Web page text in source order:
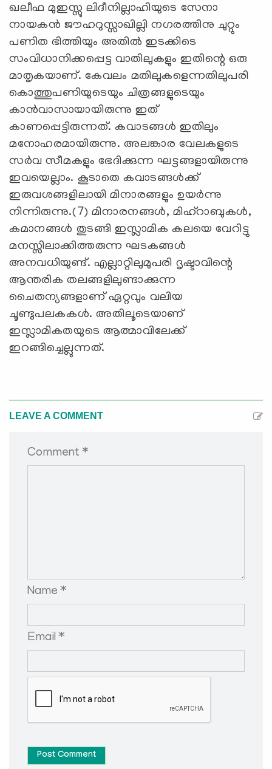
ഖലീഫ മുഇസ്സു ലിദീനില്ലാഹിയുടെ സേനാ
നായകൻ ജൗഹറുസ്സാഖില്ലി നഗരത്തിനു ചുറ്റും
പണിത ഭിത്തിയും അതിൽ ഇടക്കിടെ
സംവിധാനിക്കപ്പെട്ട വാതിലുകളും ഇതിന്റെ ഒരു
മാതൃകയാണ്‌. കേവലം മതിലുകളെന്നതിലുപരി
കൊത്തുപണിയുടെയും ചിത്രങ്ങളുടെയും
കാൻവാസായായിരുന്നു ഇത്‌
കാണപ്പെട്ടിരുന്നത്‌. കവാടങ്ങൾ ഇതിലും
മനോഹരമായിരുന്നു. അലങ്കാര വേലകളുടെ
സർവ സീമകളും ഭേദിക്കുന്ന ഘട്ടങ്ങളായിരുന്നു
ഇവയെല്ലാം. കൂടാതെ കവാടങ്ങൾക്ക്‌
ഇരുവശങ്ങളിലായി മിനാരങ്ങളും ഉയർന്നു
നിന്നിരുന്നു.(7) മിനാരനങ്ങൾ, മിഹ്‌റാബുകൾ,
കമാനങ്ങൾ തുടങ്ങി ഇസ്ലാമിക കലയെ വേറിട്ടു
മനസ്സിലാക്കിത്തരുന്ന ഘടകങ്ങൾ
അനവധിയുണ്ട്‌. എല്ലാറ്റിലുമുപരി ദൃഷ്ടാവിന്റെ
ആന്തരിക തലങ്ങളിലുണ്ടാക്കുന്ന
ചൈതന്യങ്ങളാണ്‌ ഏറ്റവും വലിയ
ചൂണ്ടുപലകകൾ. അതിലൂടെയാണ്‌
ഇസ്ലാമികതയുടെ ആത്മാവിലേക്ക്‌
ഇറങ്ങിച്ചെല്ലുന്നത്‌.
LEAVE A COMMENT
Comment *
Name *
Email *
Post Comment